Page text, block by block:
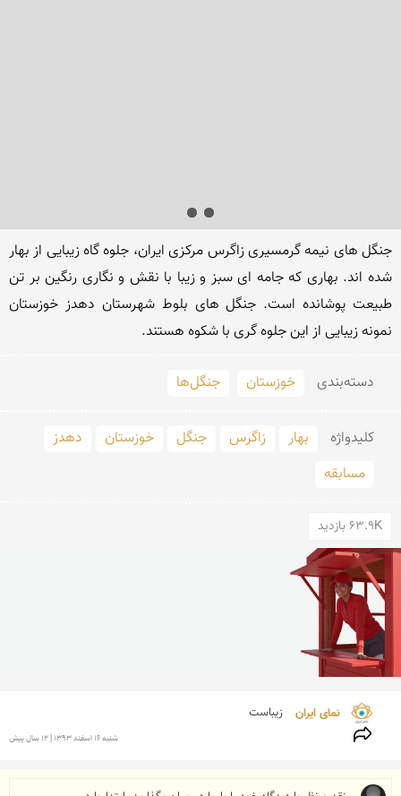
نمونه زیبایی از این جلوه گری با شکوه هستند.
دسته‌بندی خوزستان جنگل‌ها
کلید‌واژه بهار زاگرس جنگل خوزستان
دهدز
مسابقه
63.9K بازدید
نمای ایران زیباست
شنبه 16 اسفند 1393 | 12 سال پیش